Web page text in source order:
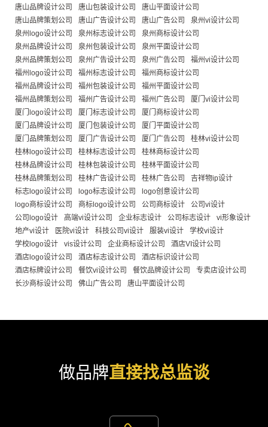
唐山品牌设计公司
唐山包装设计公司
唐山平面设计公司
唐山品牌策划公司
唐山广告设计公司 唐山广告公司
泉州vi设计公司
泉州logo设计公司
泉州标志设计公司
泉州商标设计公司
泉州品牌设计公司
泉州包装设计公司
泉州平面设计公司
泉州品牌策划公司
泉州广告设计公司 泉州广告公司
福州vi设计公司
福州logo设计公司
福州标志设计公司
福州商标设计公司
福州品牌设计公司
福州包装设计公司
福州平面设计公司
福州品牌策划公司
福州广告设计公司 福州广告公司
厦门vi设计公司
厦门logo设计公司
厦门标志设计公司
厦门商标设计公司
厦门品牌设计公司
厦门包装设计公司
厦门平面设计公司
厦门品牌策划公司
厦门广告设计公司 厦门广告公司
桂林vi设计公司
桂林logo设计公司
桂林标志设计公司
桂林商标设计公司
桂林品牌设计公司
桂林包装设计公司
桂林平面设计公司
桂林品牌策划公司
桂林广告设计公司 桂林广告公司
吉祥物ip设计
标志logo设计公司
logo标志设计公司
logo创意设计公司
logo商标设计公司
商标logo设计公司 公司商标设计
公司vi设计
公司logo设计
高端vi设计公司 企业标志设计 公司标志设计
vi形象设计
地产vi设计
医院vi设计 科技公司vi设计 服装vi设计
学校vi设计
学校logo设计
vis设计公司 企业商标设计公司
酒店VI设计公司
酒店logo设计公司
酒店标志设计公司
酒店标识设计公司
酒店标牌设计公司
餐饮vi设计公司 餐饮品牌设计公司
专卖店设计公司
长沙商标设计公司
佛山广告公司 唐山平面设计公司
做品牌直接找总监谈